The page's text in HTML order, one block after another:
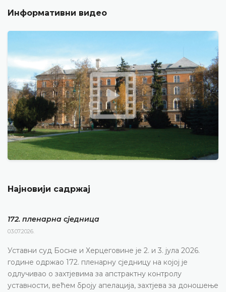
Информативни видео
Најновији садржај
172. пленарна сједницa
03.07.2026.
Уставни суд Босне и Херцеговине је 2. и 3. јула 2026.
године одржао 172. пленарну сједницу на којој је
одлучивао о захтјевима за апстрактну контролу
уставности, већем броју апелација, захтјева за доношење